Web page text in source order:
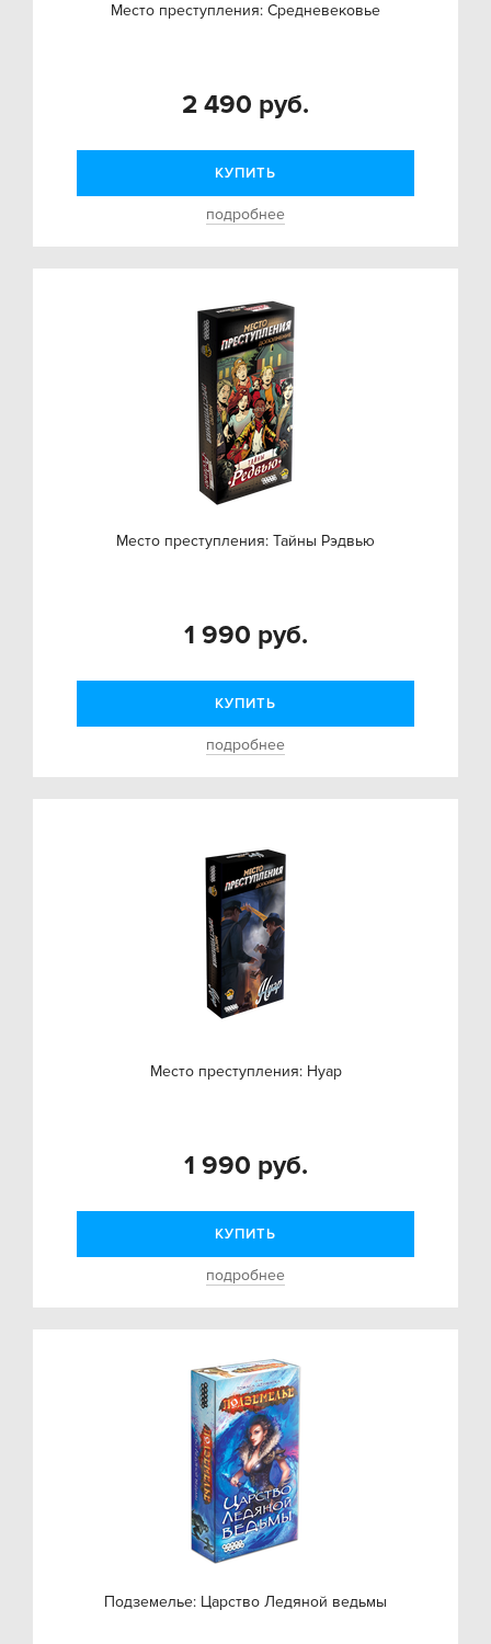
Место преступления: Средневековье
2 490 руб.
КУПИТЬ
подробнее
Место преступления: Тайны Рэдвью
1 990 руб.
КУПИТЬ
подробнее
Место преступления: Нуар
1 990 руб.
КУПИТЬ
подробнее
Подземелье: Царство Ледяной ведьмы